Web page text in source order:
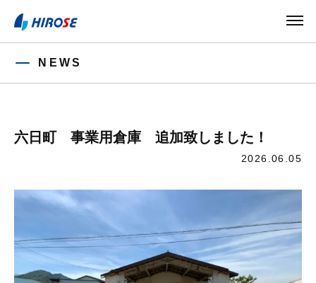
NEWS
六日町 事業用倉庫 追加致しました！
2026.06.05